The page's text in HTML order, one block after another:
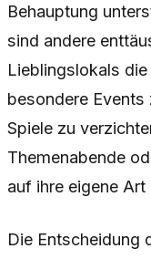
Behauptung
sind andere
Lieblingslokals
besondere
Spiele zu
Themenabende
auf ihre eigene
Die Entscheidung